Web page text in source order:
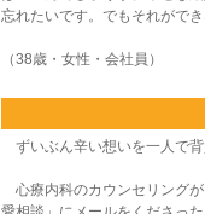
忘れたいです。でもそれがで
（38歳・女性・会社員）
ずいぶん辛い想いを一人で
心療内科のカウンセリング